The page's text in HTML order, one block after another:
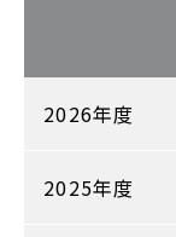
2026年度
2025年度